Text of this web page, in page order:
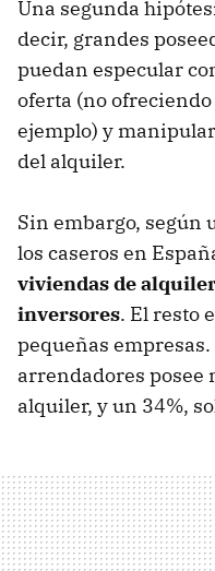
Una segunda
decir, grandes
puedan especular
oferta (no
ejemplo) y
del alquiler.
Sin embargo, según
los caseros en
viviendas de
inversores. El resto
pequeñas empresas.
arrendadores posee
alquiler, y un 34%,